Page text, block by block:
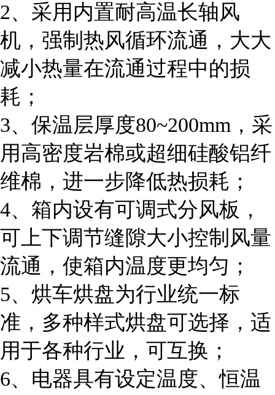
2、采用内置耐高温长轴风
机，强制热风循环流通，大大
减小热量在流通过程中的损
耗；
3、保温层厚度80~200mm，采
用高密度岩棉或超细硅酸铝纤
维棉，进一步降低热损耗；
4、箱内设有可调式分风板，
可上下调节缝隙大小控制风量
流通，使箱内温度更均匀；
5、烘车烘盘为行业统一标
准，多种样式烘盘可选择，适
用于各种行业，可互换；
6、电器具有设定温度、恒温